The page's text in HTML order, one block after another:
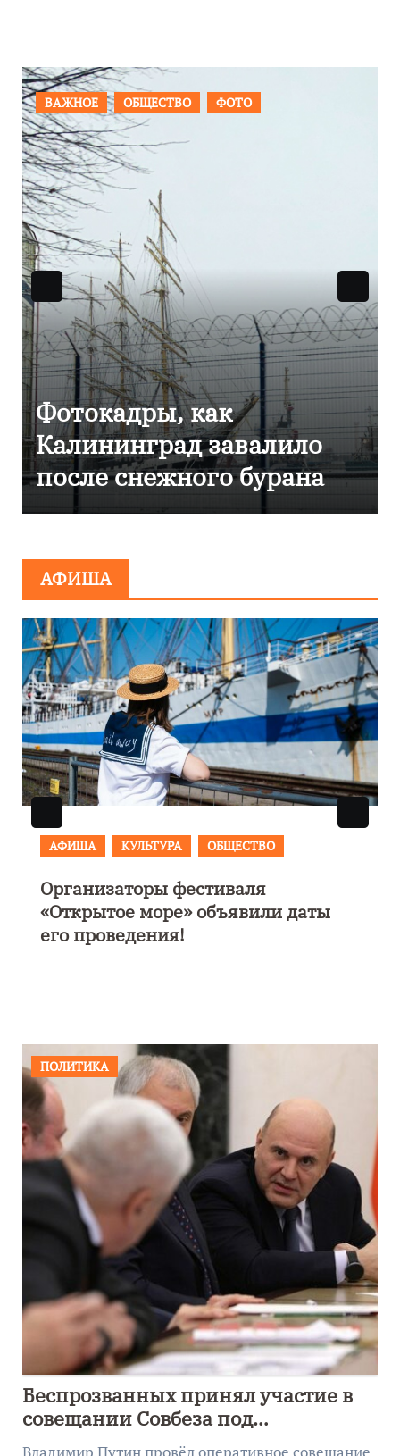
ПРОИСШЕСТВИЯ
Фоторепортаж как в
Калининграде
эвакуировали ТЦ из-
сообщения о
АФИША
АФИША
В Калининграде пройдет
фестиваль искусств «Зимние
каникулы на Балтике»
ПОЛИТИКА
Беспрозванных принял участие в
совещании Совбеза под
руководством Путина
Владимир Путин провёл оперативное совещание